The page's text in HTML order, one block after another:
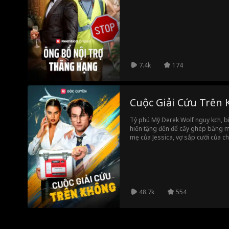
7.4k 174
Cuộc Giải Cứu Trên
Tỷ phú Mỹ Derek Wolf nguy kịch,
hiến tặng đến để cấy ghép bằng
mẹ của Jessica, vợ sắp cưới của
48.7k 554